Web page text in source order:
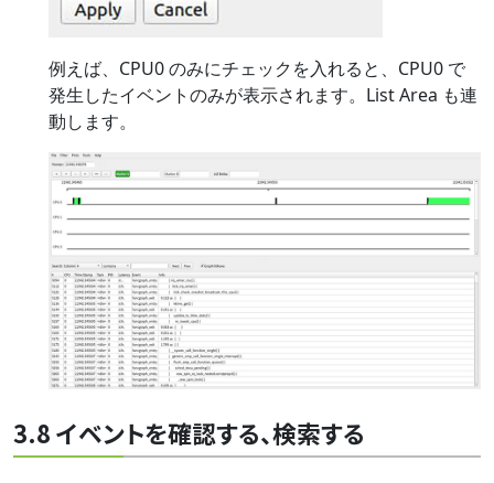
例えば、CPU0 のみにチェックを入れると、CPU0 で
発生したイベントのみが表示されます。List Area も連
動します。
3.8 イベントを確認する、検索する